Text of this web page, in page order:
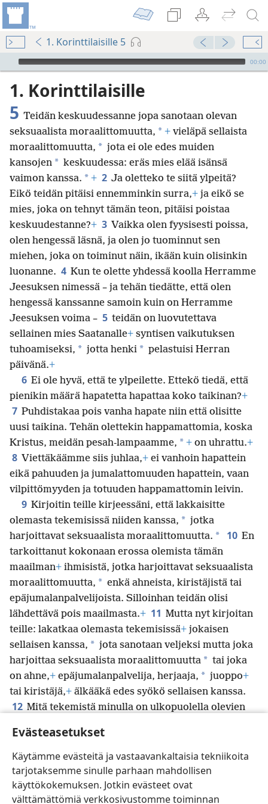
Evästeasetukset
Käytämme evästeitä ja vastaavankaltaisia tekniikoita
tarjotaksemme sinulle parhaan mahdollisen
käyttökokemuksen. Jotkin evästeet ovat
välttämättömiä verkkosivustomme toiminnan
1. Korinttilaisille 5
Audio Player
00:00
1. Korinttilaisille
5 Teidän keskuudessanne jopa sanotaan olevan
seksuaalista moraalittomuutta, * + vieläpä sellaista
moraalittomuutta, * jota ei ole edes muiden
kansojen * keskuudessa: eräs mies elää isänsä
vaimon kanssa. * + 2 Ja oletteko te siitä ylpeitä?
Eikö teidän pitäisi ennemminkin surra,+ ja eikö se
mies, joka on tehnyt tämän teon, pitäisi poistaa
keskuudestanne?+ 3 Vaikka olen fyysisesti poissa,
olen hengessä läsnä, ja olen jo tuominnut sen
miehen, joka on toiminut näin, ikään kuin olisinkin
luonanne. 4 Kun te olette yhdessä koolla Herramme
Jeesuksen nimessä – ja tehän tiedätte, että olen
hengessä kanssanne samoin kuin on Herramme
Jeesuksen voima – 5 teidän on luovutettava
sellainen mies Saatanalle+ syntisen vaikutuksen
tuhoamiseksi, * jotta henki * pelastuisi Herran
päivänä.+
6 Ei ole hyvä, että te ylpeilette. Ettekö tiedä, että
pienikin määrä hapatetta hapattaa koko taikinan?+
7 Puhdistakaa pois vanha hapate niin että olisitte
uusi taikina. Tehän olettekin happamattomia, koska
Kristus, meidän pesah-lampaamme, * + on uhrattu.+
8 Viettäkäämme siis juhlaa,+ ei vanhoin hapattein
eikä pahuuden ja jumalattomuuden hapattein, vaan
vilpittömyyden ja totuuden happamattomin leivin.
9 Kirjoitin teille kirjeessäni, että lakkaisitte
olemasta tekemisissä niiden kanssa, * jotka
harjoittavat seksuaalista moraalittomuutta. * 10 En
tarkoittanut kokonaan erossa olemista tämän
maailman+ ihmisistä, jotka harjoittavat seksuaalista
moraalittomuutta, * enkä ahneista, kiristäjistä tai
epäjumalanpalvelijoista. Silloinhan teidän olisi
lähdettävä pois maailmasta.+ 11 Mutta nyt kirjoitan
teille: lakatkaa olemasta tekemisissä+ jokaisen
sellaisen kanssa, * jota sanotaan veljeksi mutta joka
harjoittaa seksuaalista moraalittomuutta * tai joka
on ahne,+ epäjumalanpalvelija, herjaaja, * juoppo+
tai kiristäjä,+ älkääkä edes syökö sellaisen kanssa.
12 Mitä tekemistä minulla on ulkopuolella olevien
sisäpuolella olevia, 13
ulkopuolella olevat? +”Poistakaa paha ihminen
keskuudestanne.”+